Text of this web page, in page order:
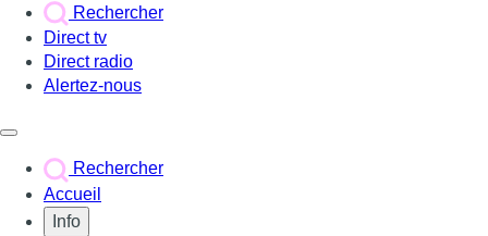
Rechercher
Direct tv
Direct radio
Alertez-nous
Rechercher
Accueil
Info